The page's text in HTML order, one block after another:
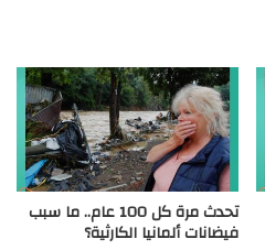
تحدث مرة كل 100 عام.. ما سبب
فيضانات ألمانيا الكارثية؟